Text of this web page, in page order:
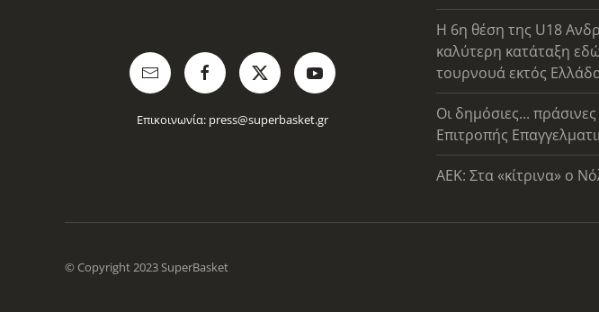
Επικοινωνία: press@superbasket.gr
Η 6η θέση της U18
καλύτερη κατάταξη
τουρνουά εκτός
Οι δημόσιες...
Επιτροπής
AEK: Στα «κίτρινα» ο
© Copyright 2023 SuperBasket